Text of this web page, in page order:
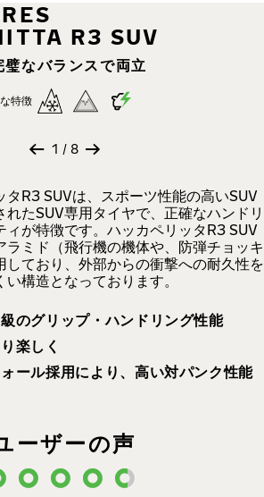
1 / 8
R3 SUV
なバランスで両立
タR3 SUVは、スポーツ性能の高いSUV
れたSUV専用タイヤで、正確なハンドリ
ィが特徴です。ハッカペリッタR3 SUV
ラミド（飛行機の機体や、防弾チョッキ
しており、外部からの衝撃への耐久性を
構造となっております。
のグリップ・ハンドリング性能
楽しく
ール採用により、高い対パンク性能
ーザーの声
特徴